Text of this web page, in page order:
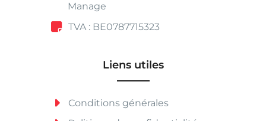
Manage
TVA : BE0787715323
Liens utiles
Conditions générales